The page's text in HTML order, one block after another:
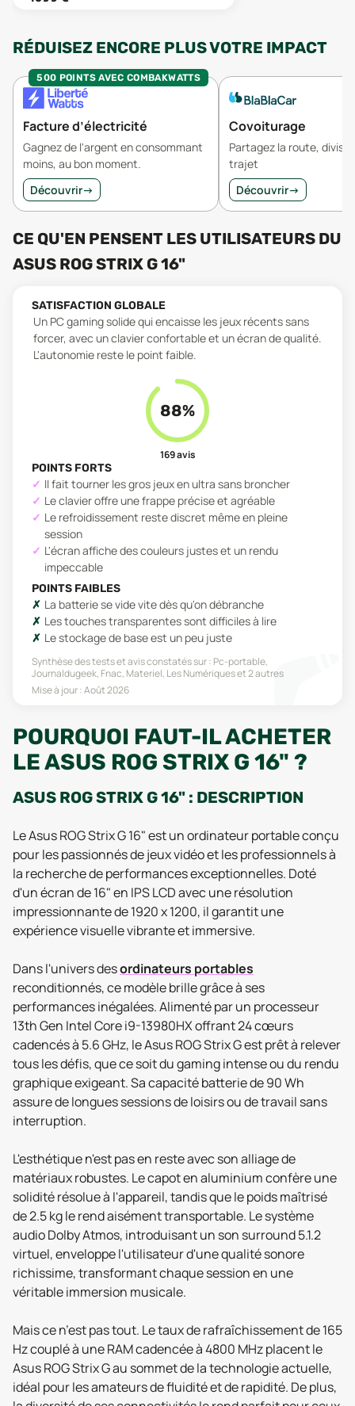
RÉDUISEZ ENCORE PLUS VOTRE IMPACT
500 POINTS AVEC COMBAKWATTS
Facture d’électricité
Gagnez de l'argent en consommant
moins, au bon moment.
Découvrir→
Covoiturage
Partagez la route,
trajet
Découvrir→
CE QU'EN PENSENT LES UTILISATEURS DU
ASUS ROG STRIX G 16"
SATISFACTION GLOBALE
Un PC gaming solide qui encaisse les jeux récents sans
forcer, avec un clavier confortable et un écran de qualité.
L'autonomie reste le point faible.
88%
169avis
POINTS FORTS
Il fait tourner les gros jeux en ultra sans broncher
Le clavier offre une frappe précise et agréable
Le refroidissement reste discret même en pleine
session
L'écran affiche des couleurs justes et un rendu
impeccable
POINTS FAIBLES
La batterie se vide vite dès qu'on débranche
Les touches transparentes sont difficiles à lire
Le stockage de base est un peu juste
Synthèse des tests et avis constatés sur : Pc-portable,
Journaldugeek, Fnac, Materiel, Les Numériqueset 2 autres
Mise à jour :Août 2026
POURQUOI FAUT-IL ACHETER
LE ASUS ROG STRIX G 16" ?
ASUS ROG STRIX G 16" : DESCRIPTION
Le Asus ROG Strix G 16" est un ordinateur portable conçu
pour les passionnés de jeux vidéo et les professionnels à
la recherche de performances exceptionnelles. Doté
d'un écran de 16" en IPS LCD avec une résolution
impressionnante de 1920 x 1200, il garantit une
expérience visuelle vibrante et immersive.
Dans l'univers desordinateurs portables
reconditionnés, ce modèle brille grâce à ses
performances inégalées. Alimenté par un processeur
13th Gen Intel Core i9-13980HX offrant 24 cœurs
cadencés à 5.6 GHz, le Asus ROG Strix G est prêt à relever
tous les défis, que ce soit du gaming intense ou du rendu
graphique exigeant. Sa capacité batterie de 90 Wh
assure de longues sessions de loisirs ou de travail sans
interruption.
L'esthétique n'est pas en reste avec son alliage de
matériaux robustes. Le capot en aluminium confère une
solidité résolue à l'appareil, tandis que le poids maîtrisé
de 2.5 kg le rend aisément transportable. Le système
audio Dolby Atmos, introduisant un son surround 5.1.2
virtuel, enveloppe l'utilisateur d'une qualité sonore
richissime, transformant chaque session en une
véritable immersion musicale.
Mais ce n’est pas tout. Le taux de rafraîchissement de 165
Hz couplé à une RAM cadencée à 4800 MHz placent le
Asus ROG Strix G au sommet de la technologie actuelle,
idéal pour les amateurs de fluidité et de rapidité. De plus,